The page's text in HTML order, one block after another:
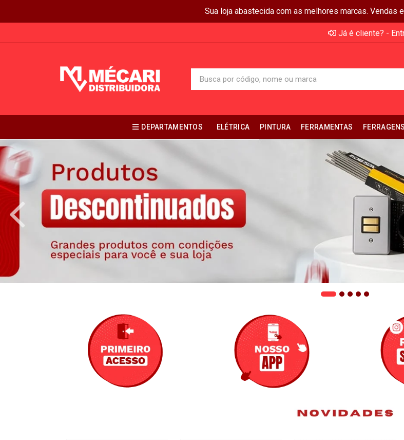
Sua loja abastecida com as melhores marcas. Vendas
Já é cliente? -
DEPARTAMENTOS ELÉTRICA PINTURA FERRAMENTAS FERRAGENS